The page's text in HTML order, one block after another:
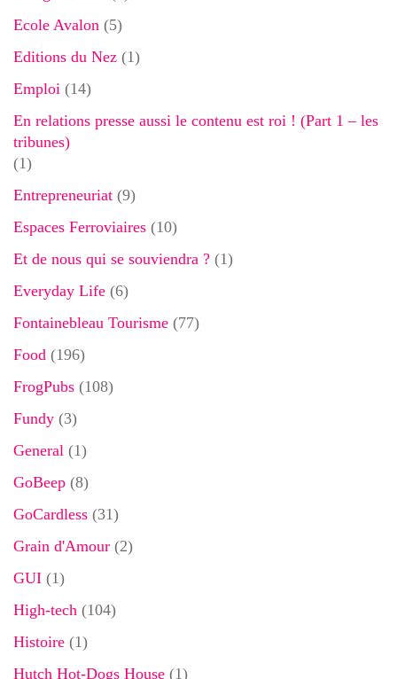
Ecole Avalon (5)
Editions du Nez (1)
Emploi (14)
En relations presse aussi le contenu est roi ! (Part 1 – les
tribunes)
(1)
Entrepreneuriat (9)
Espaces Ferroviaires (10)
Et de nous qui se souviendra ? (1)
Everyday Life (6)
Fontainebleau Tourisme (77)
Food (196)
FrogPubs (108)
Fundy (3)
General (1)
GoBeep (8)
GoCardless (31)
Grain d'Amour (2)
GUI (1)
High-tech (104)
Histoire (1)
Hutch Hot-Dogs House (1)